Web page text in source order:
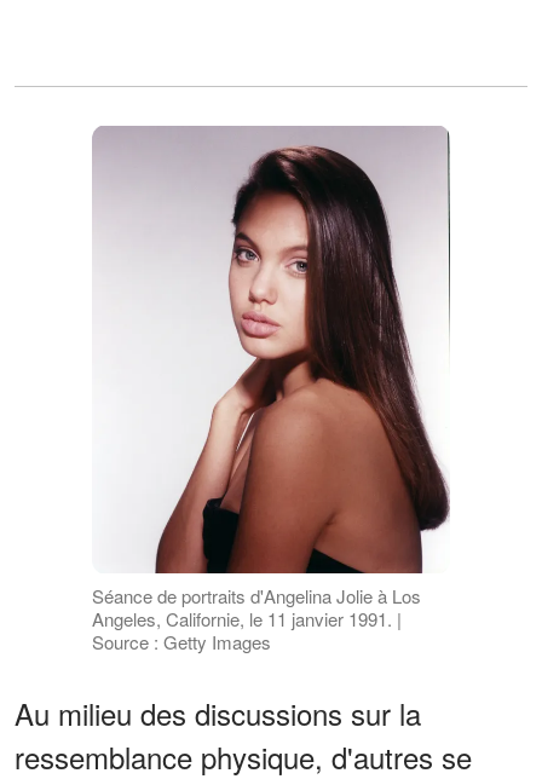
Séance de portraits d'Angelina Jolie à Los
Angeles, Californie, le 11 janvier 1991. |
Source : Getty Images
Au milieu des discussions sur la
ressemblance physique, d'autres se